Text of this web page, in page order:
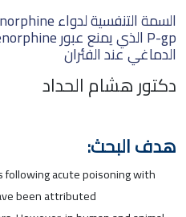
الدماغي عند الفئران
دكتور هشام الحداد
هدف البحث:
following acute poisoning with
been attributed